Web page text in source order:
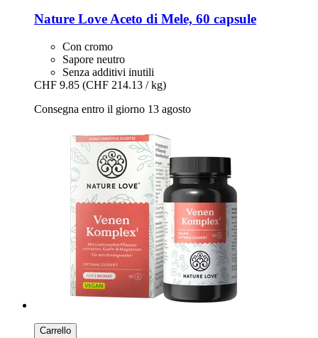
Nature LoveAceto di Mele, 60 capsule
Con cromo
Sapore neutro
Senza additivi inutili
CHF 9.85 (CHF 214.13 / kg)
Consegna entro il giorno 13 agosto
Carrello